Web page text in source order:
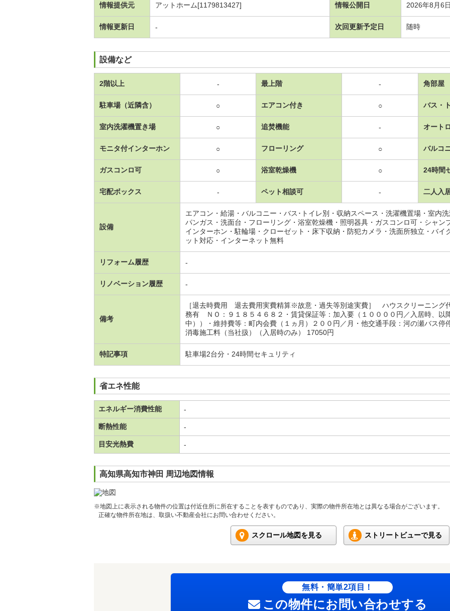
情報提供元 アットホーム[1179813427] 情報公開日 2026年8月6日
情報更新日 - 次回更新予定日 随時
設備など
2階以上 - 最上階 - 角部屋
駐車場（近隣含） ○ エアコン付き ○ バス・
室内洗濯機置き場 ○ 追焚機能 - オート
モニタ付インターホン ○ フローリング ○ バルコ
ガスコンロ可 ○ 浴室乾燥機 ○ 24時間
宅配ボックス - ペット相談可 - 二人入
設備
エアコン・給湯・バルコニー・バス･トイレ別・収納スペース・洗濯機置場・室内
パンガス・洗面台・フローリング・浴室乾燥機・照明器具・ガスコンロ可・シャン
インターホン・駐輪場・クローゼット・床下収納・防犯カメラ・洗面所独立・バイ
ット対応・インターネット無料
リフォーム履歴 -
リノベーション履歴 -
備考
［退去時費用 退去費用実費精算※故意・過失等別途実費］ ハウスクリーニン
務有 ＮＯ：９１８５４６８２・賃貸保証等：加入要（１００００円／入居時、以
中））・維持費等：町内会費（１ヵ月）２００円／月・他交通手段：河の瀬バス停
消毒施工料（当社扱）（入居時のみ） 17050円
特記事項 駐車場2台分・24時間セキュリティ
省エネ性能
エネルギー消費性能 -
断熱性能 -
目安光熱費 -
高知県高知市神田 周辺地図情報
※地図上に表示される物件の位置は付近住所に所在することを表すものであり、実際の物件所在地とは異なる場合がございます。
正確な物件所在地は、取扱い不動産会社にお問い合わせください。
スクロール地図を見る ストリートビューで見る
無料・簡単2項目！
この物件にお問い合わせする